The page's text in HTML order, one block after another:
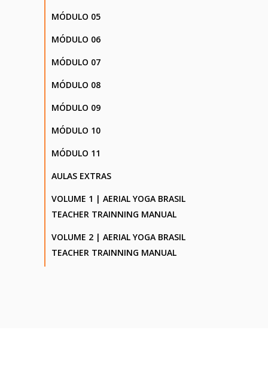
MÓDULO 05
MÓDULO 06
MÓDULO 07
MÓDULO 08
MÓDULO 09
MÓDULO 10
MÓDULO 11
AULAS EXTRAS
VOLUME 1 | AERIAL YOGA BRASIL
TEACHER TRAINNING MANUAL
VOLUME 2 | AERIAL YOGA BRASIL
TEACHER TRAINNING MANUAL